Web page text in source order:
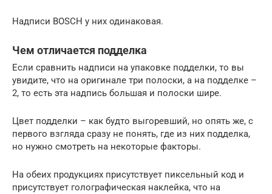
Надписи BOSCH у них одинаковая.
Чем отличается подделка
Если сравнить надписи на упаковке подделки, то вы
увидите, что на оригинале три полоски, а на подделке –
2, то есть эта надпись большая и полоски шире.
Цвет подделки – как будто выгоревший, но опять же, с
первого взгляда сразу не понять, где из них подделка,
но нужно смотреть на некоторые факторы.
На обеих продукциях присутствует пиксельный код и
присутствует голографическая наклейка, что на